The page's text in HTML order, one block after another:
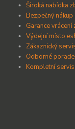
Široká nabídka
Bezpečný
Garance
Výdejní místo
Zákaznický
Odborné
Kompletní